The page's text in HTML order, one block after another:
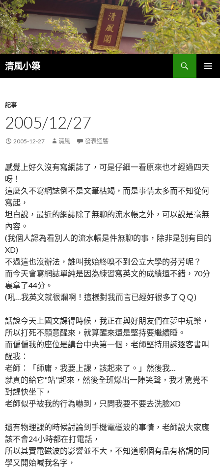
清風小築
搜
尋
容
記事
2005/12/27
2005-12-27 清風 發表迴響
感覺上好久沒有寫網誌了，可是仔細一看原來也才經過四天
呀！
這麼久不寫網誌倒不是文筆枯竭，而是事情太多而不知從何
寫起，
坦白說，最近的網誌除了無聊的流水帳之外，可以說是毫無
內容。
(我個人認為看別人的流水帳是件無聊的事，除非是別有目的
XD)
不過這也沒辦法，誰叫我始終嗅不到公立大學的芬芳呢？
而今天會寫網誌單純是因為練習寫英文的成績還不錯，70分
裏拿了44分。
(吼…我英文就很爛啊！這樣對我而言已經好很多了ＱＱ)
話說今天上國文課得時候，我正在與好朋友們在夢中玩樂，
所以打死不願意醒來，就算醒來還是堅持要繼續睡。
而偏偏我的座位是講台中央第一個，老師堅持用諫逐客書叫
醒我：
老師：「師庸，我要上課，該起來了。」然後我…
就真的給它"站"起來，然後全班爆出一陣笑聲，我才驚覺不
對趕快坐下，
老師似乎被我的行為嚇到，只問我要不要去洗臉XD
還有物理課的時候討論到手機電磁波的事情，老師說大家應
該不會24小時都在打電話，
所以其實電磁波的影響並不大，不知道哪個有品有格調的同
學又開始喊我名字，